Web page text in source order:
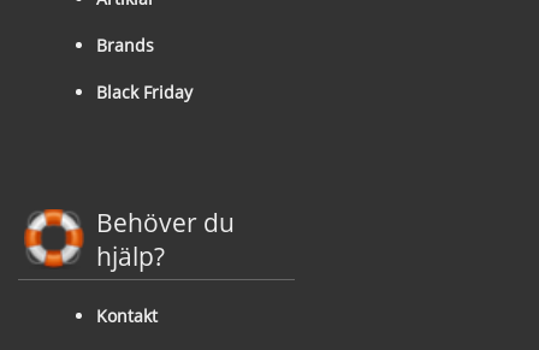
Brands
Black Friday
Behöver du
hjälp?
Kontakt